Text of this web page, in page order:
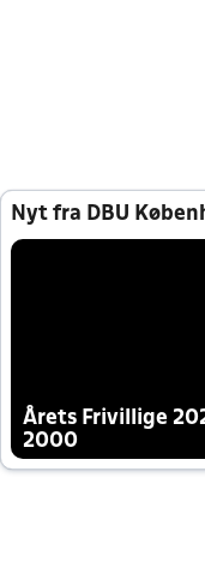
Nyt fra DBU
Årets Frivillige
2000